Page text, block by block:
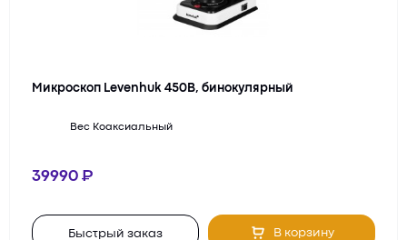
Микроскоп Levenhuk 450B, бинокулярный
Вес Коаксиальный
39990
Быстрый заказ В корзину